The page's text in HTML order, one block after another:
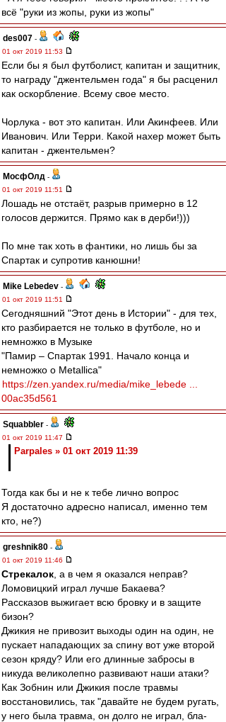
всё "руки из жопы, руки из жопы"
des007 -
01 окт 2019 11:53
Если бы я был футболист, капитан и защитник,
то награду "джентельмен года" я бы расценил
как оскорбление. Всему свое место.
Чорлука - вот это капитан. Или Акинфеев. Или
Иванович. Или Терри. Какой нахер может быть
капитан - джентельмен?
МосфОлд -
01 окт 2019 11:51
Лошадь не отстаёт, разрыв примерно в 12
голосов держится. Прямо как в дерби!)))
По мне так хоть в фантики, но лишь бы за
Спартак и супротив канюшни!
Mike Lebedev -
01 окт 2019 11:51
Сегодняшний "Этот день в Истории" - для тех,
кто разбирается не только в футболе, но и
немножко в Музыке
"Памир – Спартак 1991. Начало конца и
немножко о Metallica"
https://zen.yandex.ru/media/mike_lebede ...
00ac35d561
Squabbler -
01 окт 2019 11:47
Parpales » 01 окт 2019 11:39
Тогда как бы и не к тебе лично вопрос
Я достаточно адресно написал, именно тем
кто, не?)
greshnik80 -
01 окт 2019 11:46
Стрекалок , а в чем я оказался неправ?
Ломовицкий играл лучше Бакаева?
Рассказов выжигает всю бровку и в защите
бизон?
Джикия не привозит выходы один на один, не
пускает нападающих за спину вот уже второй
сезон кряду? Или его длинные забросы в
никуда великолепно развивают наши атаки?
Как Зобнин или Джикия после травмы
восстановились, так "давайте не будем ругать,
у него была травма, он долго не играл, бла-